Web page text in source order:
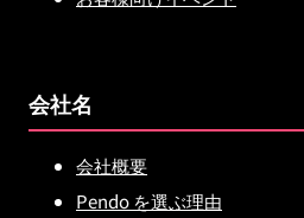
会社名
会社概要
Pendo を選ぶ理由